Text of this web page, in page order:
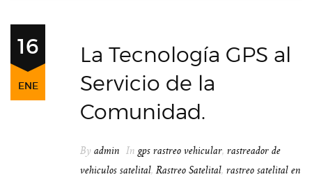
16
ENE
La Tecnología GPS al
Servicio de la
Comunidad.
By admin In gps rastreo vehicular, rastreador de
vehiculos satelital, Rastreo Satelital, rastreo satelital en